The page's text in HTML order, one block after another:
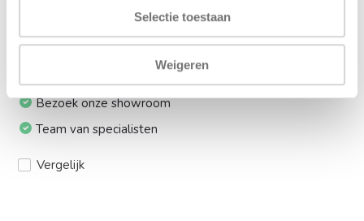
Selectie toestaan
Weigeren
Ja, levering tot aan uw voordeur
Bezoek onze showroom
Team van specialisten
Vergelijk